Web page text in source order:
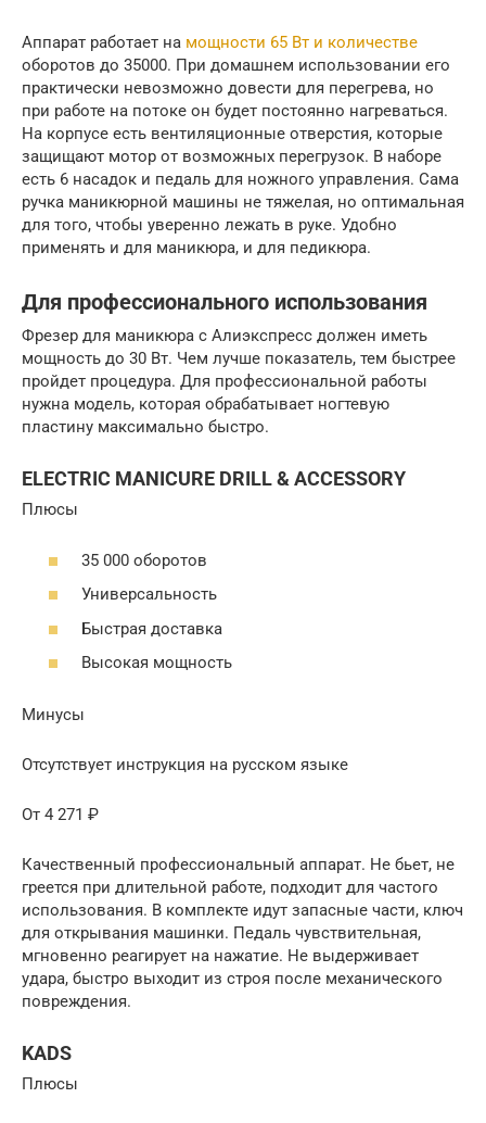
Аппарат работает на мощности 65 Вт и количестве
оборотов до 35000. При домашнем использовании его
практически невозможно довести для перегрева, но
при работе на потоке он будет постоянно нагреваться.
На корпусе есть вентиляционные отверстия, которые
защищают мотор от возможных перегрузок. В наборе
есть 6 насадок и педаль для ножного управления. Сама
ручка маникюрной машины не тяжелая, но оптимальная
для того, чтобы уверенно лежать в руке. Удобно
применять и для маникюра, и для педикюра.
Для профессионального использования
Фрезер для маникюра с Алиэкспресс должен иметь
мощность до 30 Вт. Чем лучше показатель, тем быстрее
пройдет процедура. Для профессиональной работы
нужна модель, которая обрабатывает ногтевую
пластину максимально быстро.
ELECTRIC MANICURE DRILL & ACCESSORY
Плюсы
35 000 оборотов
Универсальность
Быстрая доставка
Высокая мощность
Минусы
Отсутствует инструкция на русском языке
От 4 271 ₽
Качественный профессиональный аппарат. Не бьет, не
греется при длительной работе, подходит для частого
использования. В комплекте идут запасные части, ключ
для открывания машинки. Педаль чувствительная,
мгновенно реагирует на нажатие. Не выдерживает
удара, быстро выходит из строя после механического
повреждения.
KADS
Плюсы